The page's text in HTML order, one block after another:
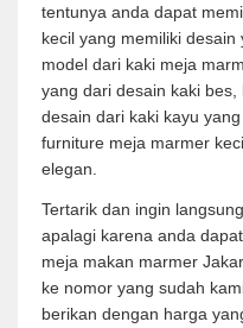
tentunya anda dapat
kecil yang memiliki
model dari kaki meja
yang dari desain kaki
desain dari kaki kayu
furniture meja marmer
elegan.
Tertarik dan ingin
apalagi karena anda
meja makan marmer
ke nomor yang sudah
berikan dengan harga